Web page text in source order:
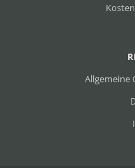
Allgemeine